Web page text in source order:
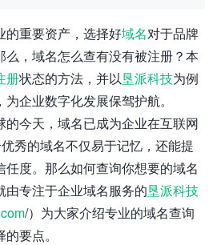
的重要资产，选择好域名对于品牌
么，域名怎么查有没有被注册？本
册状态的方法，并以垦派科技为例
企业数字化发展保驾护航。
的今天，域名已成为企业在互联网
秀的域名不仅易于记忆，还能提
任度。那么如何查询你想要的域名
专注于企业域名服务的垦派科技
/）为大家介绍专业的域名查询
要点。